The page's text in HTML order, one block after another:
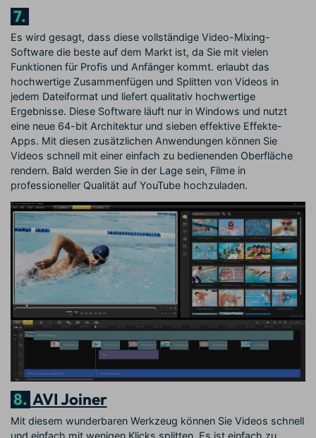
7.
Es wird gesagt, dass diese vollständige Video-Mixing-
Software die beste auf dem Markt ist, da Sie mit vielen
Funktionen für Profis und Anfänger kommt. erlaubt das
hochwertige Zusammenfügen und Splitten von Videos in
jedem Dateiformat und liefert qualitativ hochwertige
Ergebnisse. Diese Software läuft nur in Windows und nutzt
eine neue 64-bit Architektur und sieben effektive Effekte-
Apps. Mit diesen zusätzlichen Anwendungen können Sie
Videos schnell mit einer einfach zu bedienenden Oberfläche
rendern. Bald werden Sie in der Lage sein, Filme in
professioneller Qualität auf YouTube hochzuladen.
8. AVI Joiner
Mit diesem wunderbaren Werkzeug können Sie Videos schnell
und einfach mit wenigen Klicks splitten. Es ist einfach zu